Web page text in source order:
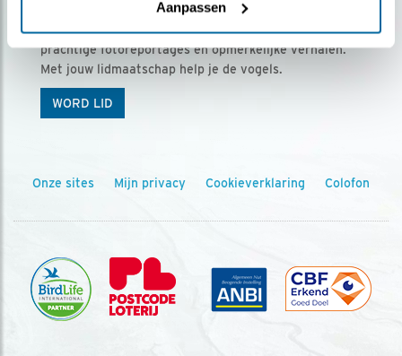
Aanpassen
Vogels is het tijdschrift voor onze leden, met
prachtige fotoreportages en opmerkelijke verhalen.
Met jouw lidmaatschap help je de vogels.
WORD LID
Onze sites Mijn privacy Cookieverklaring Colofon